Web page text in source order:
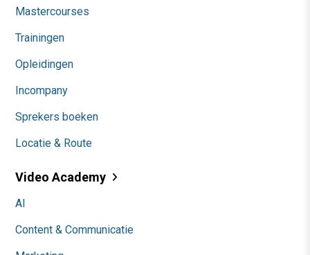
Mastercourses
Trainingen
Opleidingen
Incompany
Sprekers boeken
Locatie & Route
Video Academy
AI
Content & Communicatie